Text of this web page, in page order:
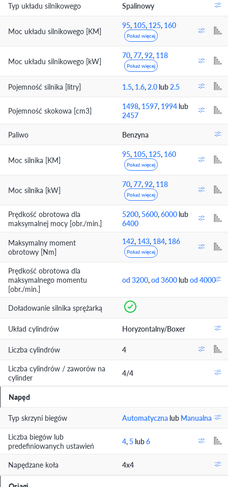
Typ układu silnikowego Spalinowy
Moc układu silnikowego [KM]
95, 105, 125, 160
Pokaż więcej
Moc układu silnikowego [kW]
70,77,92, 118
Pokaż więcej
Pojemność silnika [litry] 1.5, 1.6,2.0 lub2.5
Pojemność skokowa [cm3] 1498, 1597, 1994 lub
2457
Paliwo
Benzyna
Moc silnika [KM]
95, 105, 125, 160
Pokaż więcej
Moc silnika [kW]
70,77,92, 118
Pokaż więcej
Prędkość obrotowa dla
maksymalnej mocy [obr./min.]
5200, 5600,6000 lub
6400
Maksymalny moment
obrotowy [Nm]
142, 143, 184, 186
Pokaż więcej
Prędkość obrotowa dla
maksymalnego momentu
[obr./min.]
od 3200,od 3600 lubod 4000
Doładowanie silnika sprężarką
Układ cylindrów Horyzontalny/Boxer
Liczba cylindrów
4
Liczba cylindrów / zaworów na
cylinder
4/4
Napęd
Typ skrzyni biegów Automatyczna lub Manualna
Liczba biegów lub
predefiniowanych ustawień
4, 5 lub6
Napędzane koła 4x4